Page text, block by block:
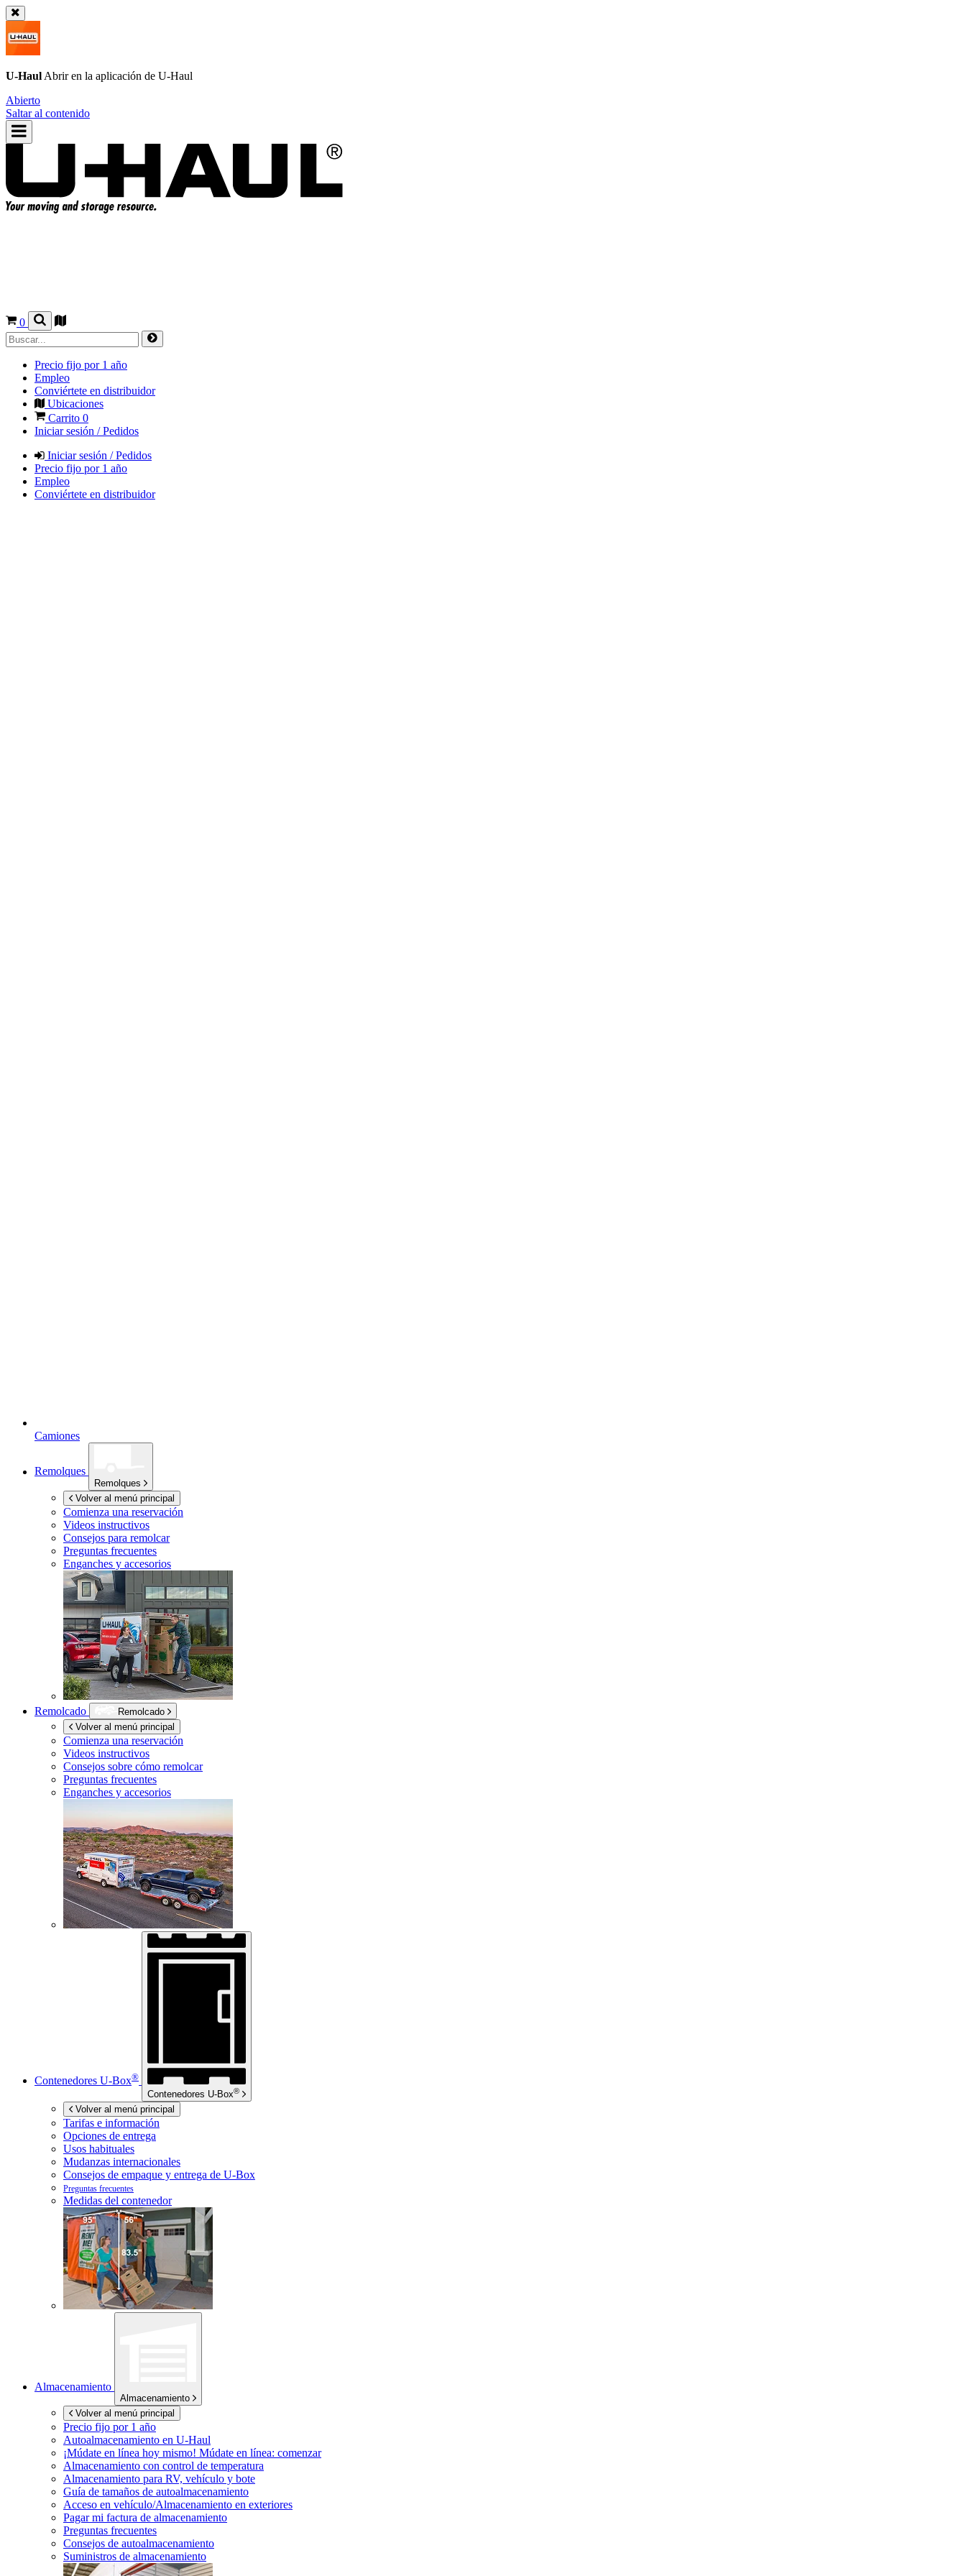
U-Haul Abrir en la aplicación de U-Haul
Abierto
Saltar al contenido
0
Precio fijo por 1 año
Empleo
Conviértete en distribuidor
Ubicaciones
Carrito 0
Iniciar sesión / Pedidos
Iniciar sesión / Pedidos
Precio fijo por 1 año
Empleo
Conviértete en distribuidor
Camiones
Remolques
Remolques
Volver al menú principal
Comienza una reservación
Videos instructivos
Consejos para remolcar
Preguntas frecuentes
Enganches y accesorios
Remolcado
Remolcado
Volver al menú principal
Comienza una reservación
Videos instructivos
Consejos sobre cómo remolcar
Preguntas frecuentes
Enganches y accesorios
Contenedores U-Box®
Contenedores U-Box®
Volver al menú principal
Tarifas e información
Opciones de entrega
Usos habituales
Mudanzas internacionales
Consejos de empaque y entrega de U-Box
Preguntas frecuentes
Medidas del contenedor
Almacenamiento
Almacenamiento
Volver al menú principal
Precio fijo por 1 año
Autoalmacenamiento en U-Haul
¡Múdate en línea hoy mismo! Múdate en línea: comenzar
Almacenamiento con control de temperatura
Almacenamiento para RV, vehículo y bote
Guía de tamaños de autoalmacenamiento
Acceso en vehículo/Almacenamiento en exteriores
Pagar mi factura de almacenamiento
Preguntas frecuentes
Consejos de autoalmacenamiento
Suministros de almacenamiento